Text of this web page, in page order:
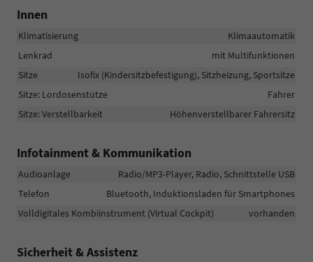
Innen
Klimatisierung
Klimaautomatik
Lenkrad
mit Multifunktionen
Sitze
Isofix (Kindersitzbefestigung), Sitzheizung, Sportsitze
Sitze: Lordosenstütze
Fahrer
Sitze: Verstellbarkeit
Höhenverstellbarer Fahrersitz
Infotainment & Kommunikation
Audioanlage
Radio/MP3-Player, Radio, Schnittstelle USB
Telefon
Bluetooth, Induktionsladen für Smartphones
Volldigitales Kombiinstrument (Virtual Cockpit)
vorhanden
Sicherheit & Assistenz